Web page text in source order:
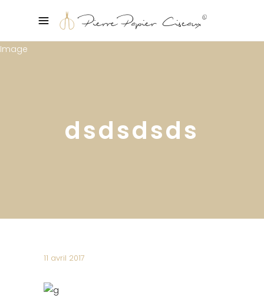
dsdsdsds
11 avril 2017